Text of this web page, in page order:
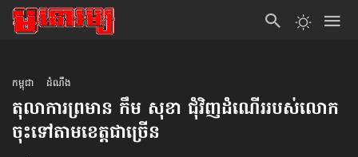
កម្ពុជា ដំណឹង
តុលាការព្រមាន កឹម សុខា ជុំវិញ​ដំណើរ​របស់​លោក
ចុះទៅតាម​​ខេត្ត​​ជាច្រើន